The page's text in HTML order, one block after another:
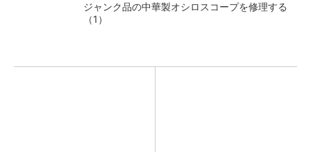
ジャンク品の中華製オシロスコープを修理する
（1）